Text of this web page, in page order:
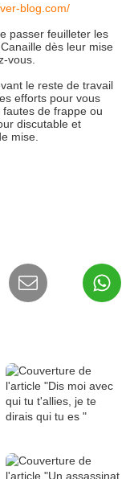
blog.com/
passer feuilleter les
dès leur mise
vous.
le reste de travail
efforts pour vous
de frappe ou
discutable et
mise.